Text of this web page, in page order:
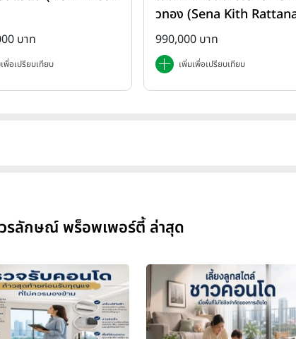
บาท
พื่อเปรียบเทียบ
วทอง (Sena Kith
ibet - Bangbuathong)
990,000 บาท
เพิ่มเพื่อเปรียบเทียบ
รลักษณ์ พร็อพเพอร์ตี้ ล่าสุด